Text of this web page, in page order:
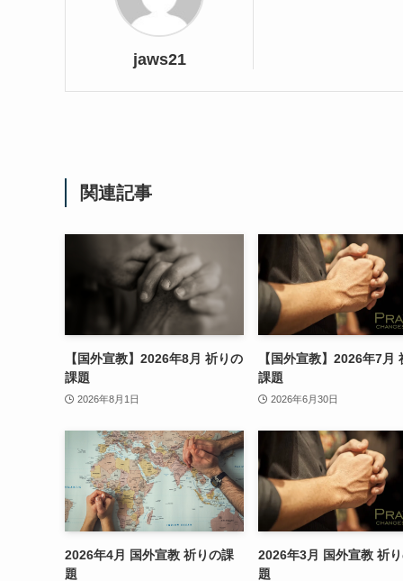
jaws21
関連記事
【国外宣教】2026年8月 祈りの
課題
2026年8月1日
【国外宣教】2026年7月
課題
2026年6月30日
2026年4月 国外宣教 祈りの課
題
2026年3月 国外宣教 祈
題